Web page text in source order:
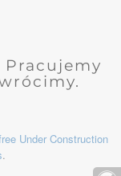
Under Construction
.